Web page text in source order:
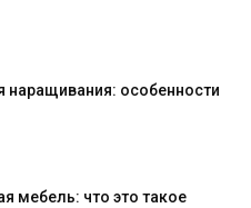
наращивания: особенности
мебель: что это такое